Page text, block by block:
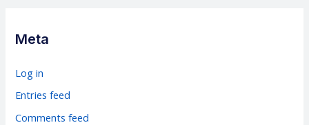
r
i
Meta
Log in
Entries feed
Comments feed